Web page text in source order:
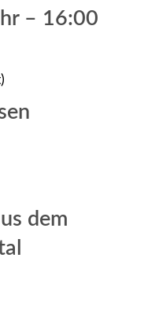
– 16:00
dem